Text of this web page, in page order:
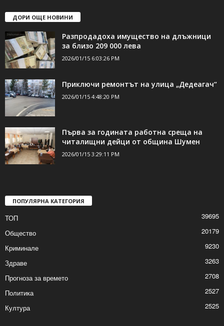
ДОРИ ОЩЕ НОВИНИ
Разпродадоха имущество на длъжници
за близо 209 000 лева
2026/01/15 6:03:26 PM
Приключи ремонтът на улица „Дедеагач“
2026/01/15 4:48:20 PM
Първа за годината работна среща на
читалищни дейци от община Шумен
2026/01/15 3:29:11 PM
ПОПУЛЯРНА КАТЕГОРИЯ
ТОП
39695
Общество
20179
Криминале
9230
Здраве
3263
Прогноза за времето
2708
Политика
2527
Култура
2525